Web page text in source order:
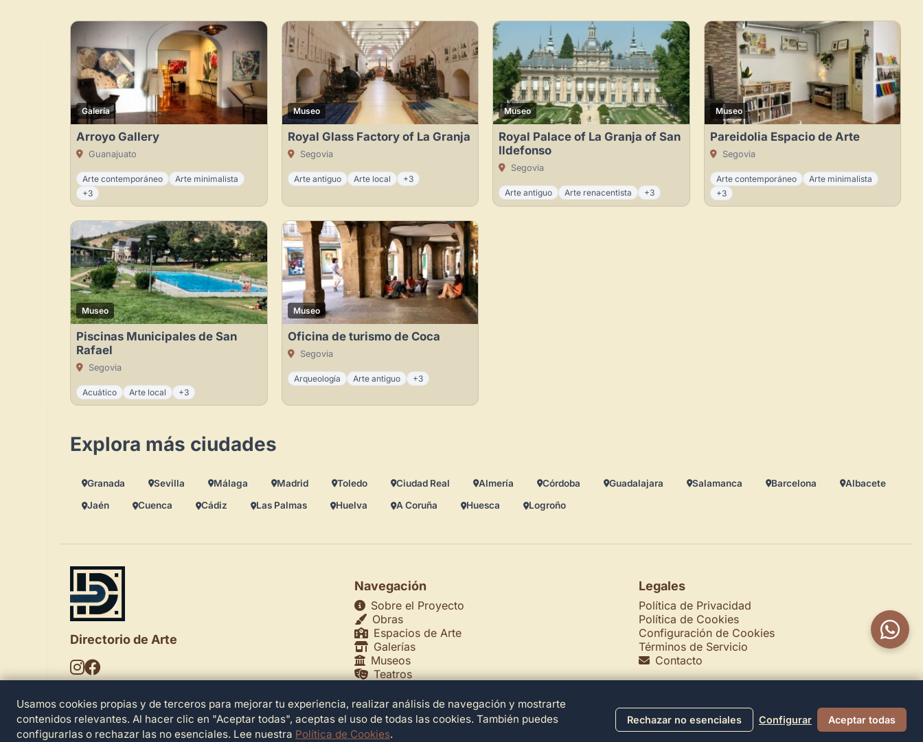
Galería
Arroyo Gallery
Guanajuato
Arte contemporáneo
Arte minimalista
+3
Museo
Royal Glass Factory of La Granja
Segovia
Arte antiguo Arte local +3
Museo
Royal Palace of La Granja of San
Ildefonso
Segovia
Arte antiguo Arte renacentista +3
Museo
Pareidolia Espacio de Arte
Segovia
Arte contemporáneo
Arte minimalista
+3
Museo
Piscinas Municipales de San
Rafael
Segovia
Acuático Arte local +3
Museo
Oficina de turismo de Coca
Segovia
Arqueología Arte antiguo +3
Explora más ciudades
Granada Sevilla Málaga Madrid Toledo Ciudad Real Almería Córdoba Guadalajara Salamanca Barcelona Albacete
Jaén Cuenca Cádiz Las Palmas Huelva A Coruña Huesca Logroño
Directorio de Arte
© 2026 Directorio de Arte. Todos los derechos
reservados.
Navegación
Sobre el Proyecto
Obras
Espacios de Arte
Galerías
Museos
Teatros
Legales
Política de Privacidad
Política de Cookies
Configuración de Cookies
Términos de Servicio
Contacto
×
Novedad: Tu Panel de Usuario
Directorio de Arteestrena su nuevoPanel de Usuario: tu
centro de control para gestionar todo tu arte.
Publica y gestiona tus obras
Administra tu Espacio de Arte
Crea eventos y noticias
Recibe y responde mensajes
Sigue las visitas de tus obras
Crear cuenta y abrir mi Panel
Usamos cookies propias y de terceros para mejorar tu experiencia, realizar análisis de navegación y mostrarte
contenidos relevantes. Al hacer clic en "Aceptar todas", aceptas el uso de todas las cookies. También puedes
configurarlas o rechazar las no esenciales. Lee nuestra Política de Cookies.
Rechazar no esenciales Configurar Aceptar todas